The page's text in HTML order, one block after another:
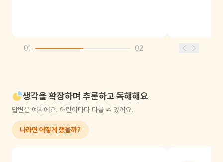
01 02
생각을 확장하며 추론하고 독해해요
답변은 예시에요. 어린이마다 다를 수 있어요.
나라면 어떻게 했을까?